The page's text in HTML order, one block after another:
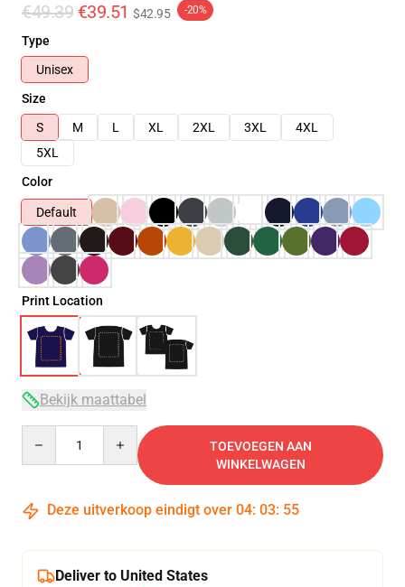
€49.39 €39.51 $42.95 -20%
Type
Unisex
Size
S
M L XL 2XL 3XL
4XL
5XL
Color
Default
Print Location
Bekijk maattabel
TOEVOEGEN AAN
WINKELWAGEN
Deze uitverkoop eindigt over 04: 03: 54
Deliver to United States